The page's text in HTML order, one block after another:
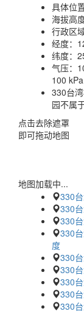
具体位置
海拔高度
行政区域
经度：
纬度：
气压：
100
330台
园不属
点击去除遮罩
即可拖动地图
地图加载中...
330
330
330
330
度
330
330
330
330
330